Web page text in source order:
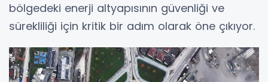
bölgedeki enerji altyapısının güvenliği ve
sürekliliği için kritik bir adım olarak öne çıkıyor.